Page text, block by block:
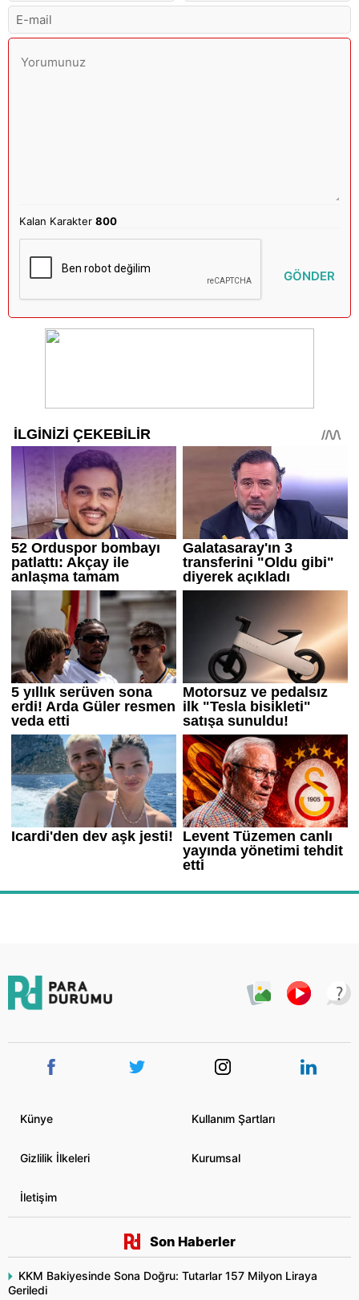
Kalan Karakter800
GÖNDER
Künye Kullanım Şartları
Gizlilik İlkeleri Kurumsal
İletişim
Son Haberler
KKM Bakiyesinde Sona Doğru: Tutarlar 157 Milyon Liraya
Geriledi